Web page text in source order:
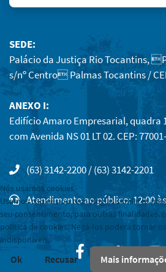
SEDE:
Palácio da Justiça Rio Tocantins,
s/nº Centro Palmas Tocantins /
ANEXO I:
Edifício Amaro Empresarial, quadra
com Avenida NS 01 LT 02. CEP:
(63) 3142-2200 / (63) 3142-2201
Atendimento ao público: 12:00
FacebookTwitter
Nós usamos cookies
Usamos cookies ou tecnologias similares
seu consentimento, para outras finalidades,
política de cookies. Negá-los poderá tornar
indisponíveis.
Ok Recusar Mais